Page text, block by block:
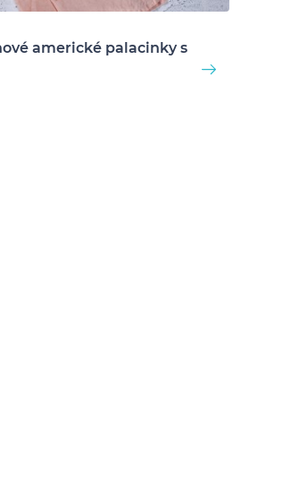
americké palacinky s